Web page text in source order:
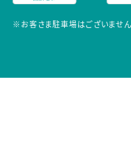
※お客さま駐車場はございませ